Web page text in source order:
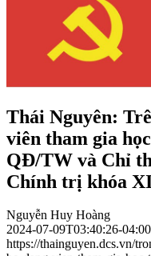
Thái Nguyên:
viên tham gia
QĐ/TW và Chỉ
Chính trị khóa
Nguyễn Huy Hoàng
2024-07-09T03:40:26-04:00
https://thainguyen.dcs.vn/